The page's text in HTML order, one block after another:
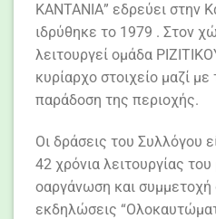
ΚΑΝΤΑΝΙΑ” εδρεύει στην
ιδρύθηκε το 1979 . Στον
λειτουργεί ομάδα
κυρίαρχο στοιχείο μαζί
παράδοση της περιοχής.
Οι δράσεις του Συλλόγου
42 χρόνια λειτουργίας
οαργάνωση και συμμετοχή
εκδηλώσεις